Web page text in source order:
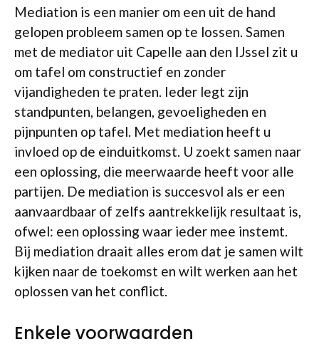
Mediation is een manier om een uit de hand
gelopen probleem samen op te lossen. Samen
met de mediator uit Capelle aan den IJssel zit u
om tafel om constructief en zonder
vijandigheden te praten. Ieder legt zijn
standpunten, belangen, gevoeligheden en
pijnpunten op tafel. Met mediation heeft u
invloed op de einduitkomst. U zoekt samen naar
een oplossing, die meerwaarde heeft voor alle
partijen. De mediation is succesvol als er een
aanvaardbaar of zelfs aantrekkelijk resultaat is,
ofwel: een oplossing waar ieder mee instemt.
Bij mediation draait alles erom dat je samen wilt
kijken naar de toekomst en wilt werken aan het
oplossen van het conflict.
Enkele voorwaarden